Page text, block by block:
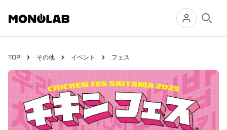
TOP その他 イベント フェス